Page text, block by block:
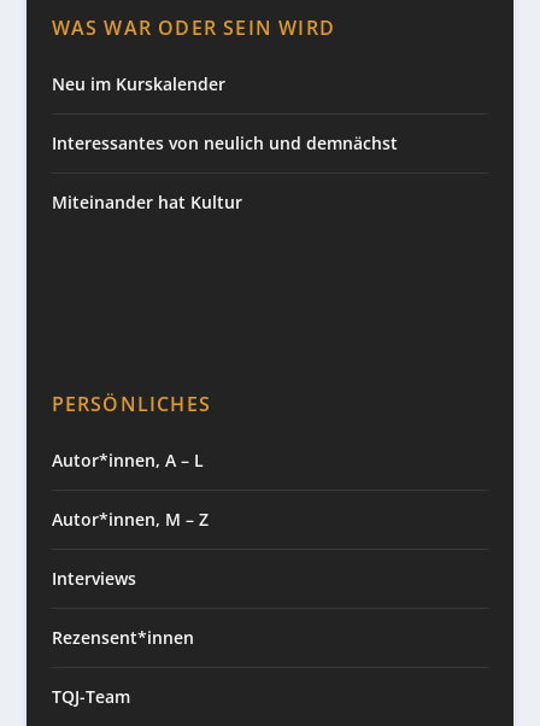
WAS WAR ODER SEIN WIRD
Neu im Kurskalender
Interessantes von neulich und demnächst
Miteinander hat Kultur
PERSÖNLICHES
Autor*innen, A – L
Autor*innen, M – Z
Interviews
Rezensent*innen
TQJ-Team